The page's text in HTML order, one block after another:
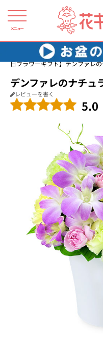
メニュー
花キューピット 家族に贈る誕
日フラワーギフト】デンファレ
デンファレのナチュ
レビューを書く
5.0